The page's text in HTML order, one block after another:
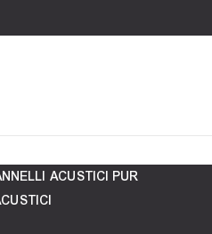
ACUSTICI PUR